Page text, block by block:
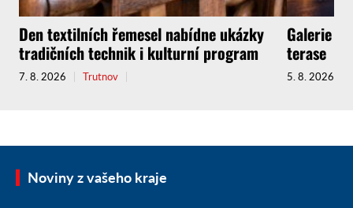
Den textilních řemesel nabídne ukázky
tradičních technik i kulturní program
7. 8. 2026 Trutnov
Galerie
terase
5. 8. 2026
Noviny z vašeho kraje